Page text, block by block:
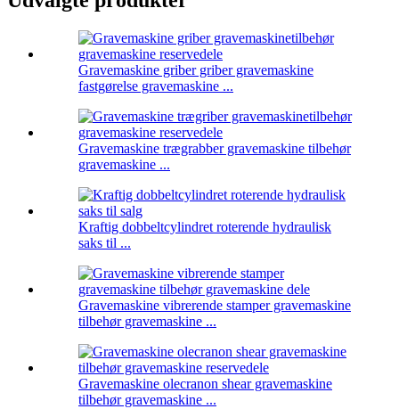
Gravemaskine griber griber gravemaskine
fastgørelse gravemaskine ...
Gravemaskine trægrabber gravemaskine tilbehør
gravemaskine ...
Kraftig dobbeltcylindret roterende hydraulisk
saks til ...
Gravemaskine vibrerende stamper gravemaskine
tilbehør gravemaskine ...
Gravemaskine olecranon shear gravemaskine
tilbehør gravemaskine ...